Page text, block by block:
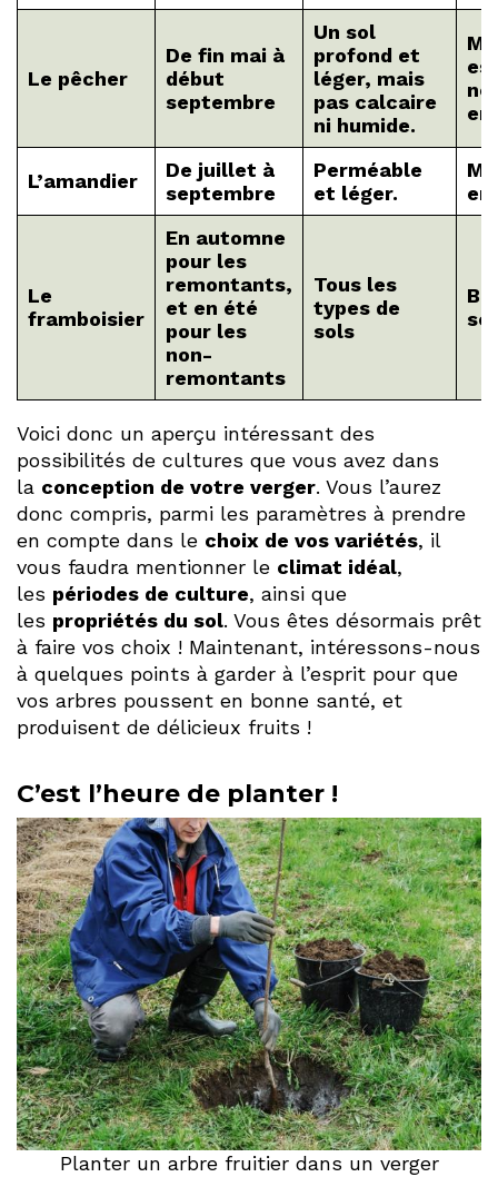
Le pêcher
De fin mai à
début
septembre
Un sol
profond et
léger, mais
pas calcaire
ni humide.
L’amandier
De juillet à
septembre
Perméable
et léger.
en
Le
framboisier
En automne
pour les
remontants,
et en été
pour les
non-
remontants
Tous les
types de
sols
Voici donc un aperçu intéressant des
possibilités de cultures que vous avez dans
la conception de votre verger. Vous l’aurez
donc compris, parmi les paramètres à prendre
en compte dans le choix de vos variétés, il
vous faudra mentionner le climat idéal,
les périodes de culture, ainsi que
les propriétés du sol. Vous êtes désormais prêt
à faire vos choix ! Maintenant, intéressons-nous
à quelques points à garder à l’esprit pour que
vos arbres poussent en bonne santé, et
produisent de délicieux fruits !
C’est l’heure de planter !
Planter un arbre fruitier dans un verger